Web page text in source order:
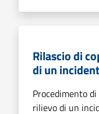
Rilascio di
di un
Procedimento
rilievo di un